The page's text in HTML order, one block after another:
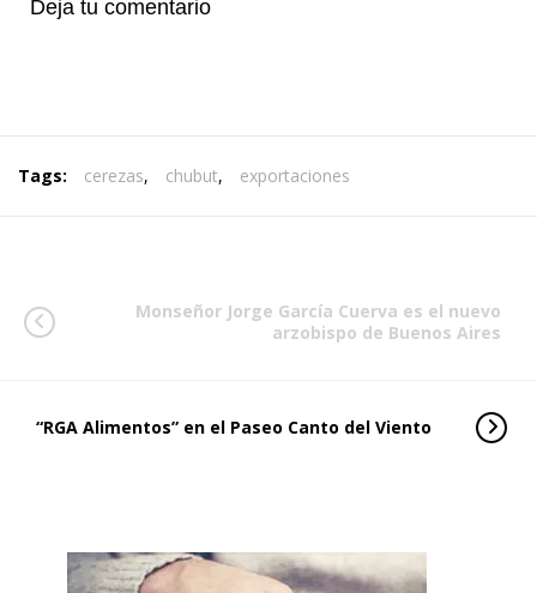
Deja tu comentario
Tags: cerezas, chubut, exportaciones
Monseñor Jorge García Cuerva es el nuevo
arzobispo de Buenos Aires
“RGA Alimentos” en el Paseo Canto del Viento